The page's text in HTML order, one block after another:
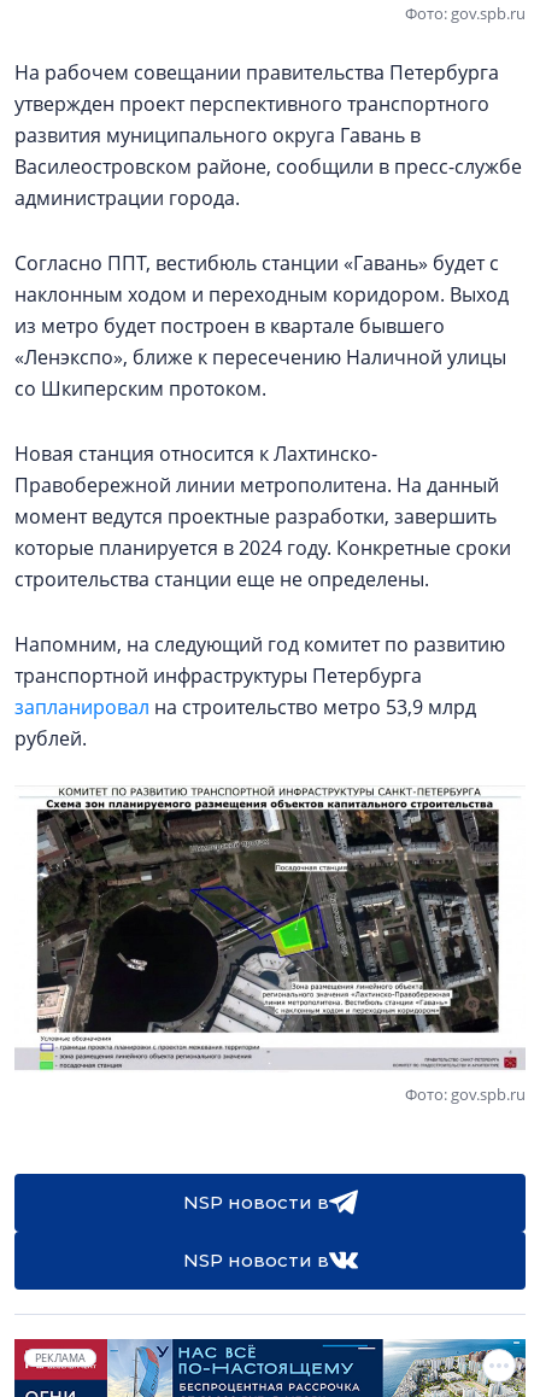
Фото: gov.spb.ru
На рабочем совещании правительства Петербурга
утвержден проект перспективного транспортного
развития муниципального округа Гавань в
Василеостровском районе, сообщили в пресс-службе
администрации города.
Согласно ППТ, вестибюль станции «Гавань» будет с
наклонным ходом и переходным коридором. Выход
из метро будет построен в квартале бывшего
«Ленэкспо», ближе к пересечению Наличной улицы
со Шкиперским протоком.
Новая станция относится к Лахтинско-
Правобережной линии метрополитена. На данный
момент ведутся проектные разработки, завершить
которые планируется в 2024 году. Конкретные сроки
строительства станции еще не определены.
Напомним, на следующий год комитет по развитию
транспортной инфраструктуры Петербурга
запланировал на строительство метро 53,9 млрд
рублей.
Фото: gov.spb.ru
NSP новости в
NSP новости в
РЕКЛАМА